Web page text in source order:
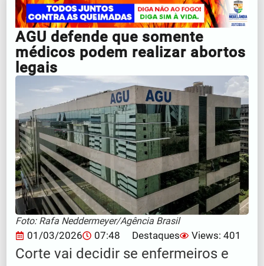
AGU defende que somente
médicos podem realizar abortos
legais
Foto: Rafa Neddermeyer/Agência Brasil
01/03/2026 07:48 Destaques Views: 401
Corte vai decidir se enfermeiros e